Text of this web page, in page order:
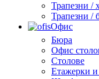
Трапезни /
Трапезни /
Офис
Бюра
Офис
Столове
Етажерки и